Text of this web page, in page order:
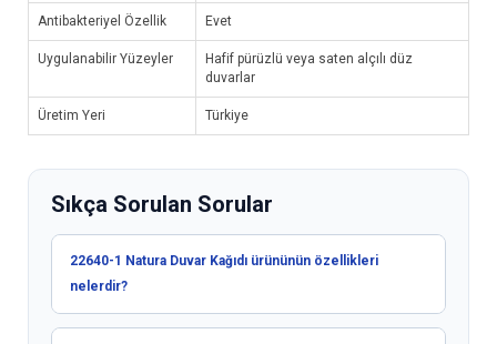
Antibakteriyel Özellik Evet
Uygulanabilir Yüzeyler
Hafif pürüzlü veya saten alçılı düz
duvarlar
Üretim Yeri Türkiye
Sıkça Sorulan Sorular
22640-1 Natura Duvar Kağıdı ürününün özellikleri
nelerdir?